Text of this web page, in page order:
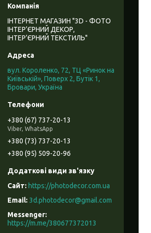
ІНТЕРНЕТ МАГАЗИН "3D - ФОТО
ІНТЕР’ЄРНИЙ ДЕКОР,
ІНТЕР’ЄРНИЙ ТЕКСТИЛЬ"
вул. Короленко, 72, ТЦ «Ринок на
Київській», Поверх 2, Бутік 1,
Бровари, Україна
+380 (67) 737-20-13
Viber, WhatsApp
+380 (73) 737-20-13
+380 (95) 509-20-96
https://photodecor.com.ua
3d.photodecor@gmail.com
https://m.me/380677372013